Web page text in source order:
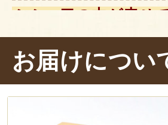
ふふ、口の中が幸せ
風景が頭の中に浮か
栽培や維持に労力が
が、お米のおいしさ
お届けについ